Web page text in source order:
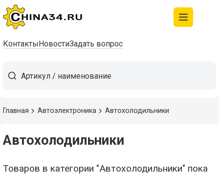
КонтактыНовостиЗадать вопрос
Главная Автоэлектроника Автохолодильники
Автохолодильники
Товаров в категории "Автохолодильники" пока